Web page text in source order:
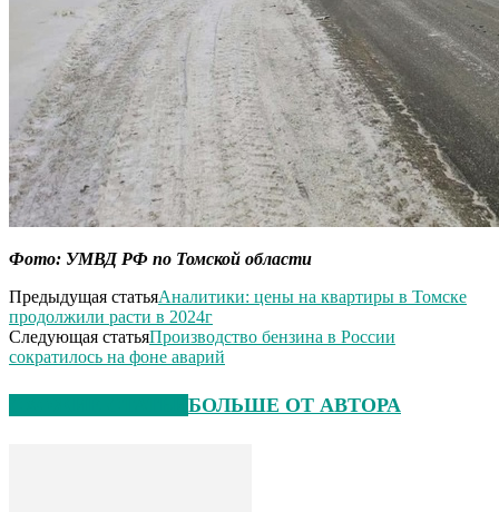
Фото: УМВД РФ по Томской области
Предыдущая статьяАналитики: цены на квартиры в Томске
продолжили расти в 2024г
Следующая статьяПроизводство бензина в России
сократилось на фоне аварий
БОЛЬШЕ ОТ АВТОРА